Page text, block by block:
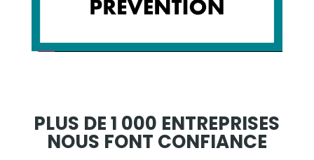
PLUS DE 1 000 ENTREPRISES
NOUS FONT CONFIANCE